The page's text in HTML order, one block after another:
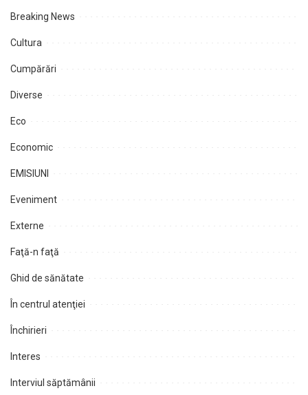
Breaking News
Cultura
Cumpărări
Diverse
Eco
Economic
EMISIUNI
Eveniment
Externe
Faţă-n faţă
Ghid de sănătate
În centrul atenţiei
Închirieri
Interes
Interviul săptămânii